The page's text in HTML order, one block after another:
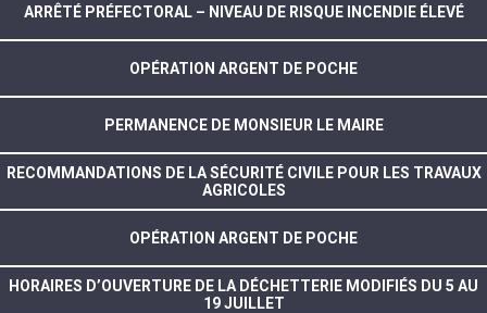
ARRÊTÉ PRÉFECTORAL – NIVEAU DE RISQUE INCENDIE ÉLEVÉ
OPÉRATION ARGENT DE POCHE
PERMANENCE DE MONSIEUR LE MAIRE
RECOMMANDATIONS DE LA SÉCURITÉ CIVILE POUR LES TRAVAUX
AGRICOLES
OPÉRATION ARGENT DE POCHE
HORAIRES D’OUVERTURE DE LA DÉCHETTERIE MODIFIÉS DU 5 AU
19 JUILLET